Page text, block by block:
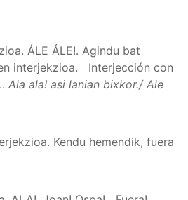
ÁLE ÁLE!. Agindu bat
interjekzioa. Interjección con
. Ala ala! asi lanian bixkor./ Ale
Kendu hemendik, fuera